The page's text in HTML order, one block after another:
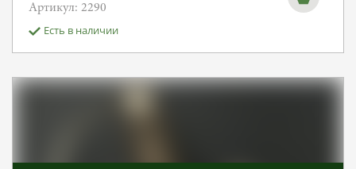
Артикул: 2290
Есть в наличии